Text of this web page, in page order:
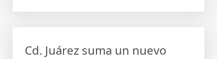
Cd. Juárez suma un nuevo